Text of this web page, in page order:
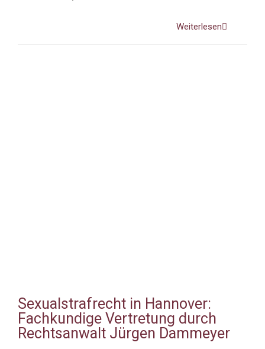
Weiterlesen
Sexualstrafrecht in Hannover:
Fachkundige Vertretung durch
Rechtsanwalt Jürgen Dammeyer